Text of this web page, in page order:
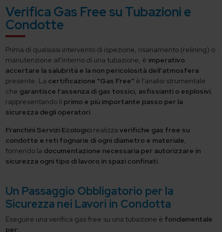
Verifica Gas Free su Tubazioni e
Condotte
Prima di qualsiasi intervento di ispezione, risanamento (relining) o
manutenzione all'interno di una tubazione, è imperativo
accertare la salubrità e la non pericolosità dell'atmosfera
presente. La certificazione "Gas Free" è l'analisi strumentale
che garantisce l'assenza di gas tossici, asfissianti o esplosivi,
rappresentando il primo e più importante passo per la
sicurezza degli operatori.
Franchini Servizi Ecologici realizzaverifiche gas free su
condotte e reti fognarie di ogni diametro e materiale,
fornendo la documentazione necessaria per autorizzare in
sicurezza ogni tipo di lavoro in spazi confinati.
Un Passaggio Obbligatorio per la
Sicurezza nei Lavori in Condotta
Eseguire una verifica gas free su una tubazione è fondamentale
per: